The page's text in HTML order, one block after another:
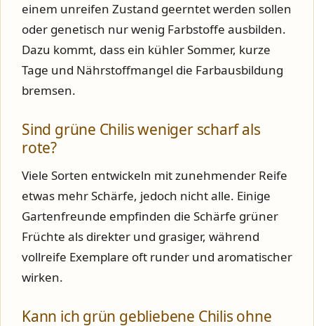
einem unreifen Zustand geerntet werden sollen
oder genetisch nur wenig Farbstoffe ausbilden.
Dazu kommt, dass ein kühler Sommer, kurze
Tage und Nährstoffmangel die Farbausbildung
bremsen.
Sind grüne Chilis weniger scharf als
rote?
Viele Sorten entwickeln mit zunehmender Reife
etwas mehr Schärfe, jedoch nicht alle. Einige
Gartenfreunde empfinden die Schärfe grüner
Früchte als direkter und grasiger, während
vollreife Exemplare oft runder und aromatischer
wirken.
Kann ich grün gebliebene Chilis ohne